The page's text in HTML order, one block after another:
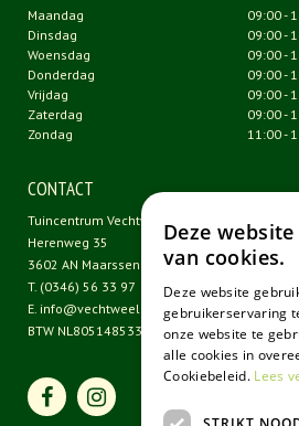
Maandag
09:00 -
Dinsdag
09:00 -
Woensdag
09:00 -
Donderdag
09:00 -
Vrijdag
09:00 -
Zaterdag
09:00 -
Zondag
11:00 -
CONTACT
Tuincentrum Vechtweelde
Herenweg 35
3602 AN Maarssen
T. (0346) 56 33 97
E. info@vechtweelde.nl
BTW NL805148533B01
Deze
van cookies.
Deze website
gebruikerservaring
onze website te
alle cookies in
Cookiebeleid. Lees